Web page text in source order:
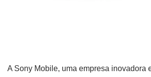
A Sony Mobile, uma empresa inovadora